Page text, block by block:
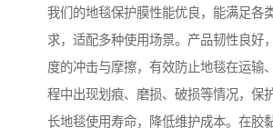
我们的地毯保护膜性能优良，能满足各
求，适配多种使用场景。产品韧性良好
度的冲击与摩擦，有效防止地毯在运输
程中出现划痕、磨损、破损等情况，保
长地毯使用寿命，降低维护成本。在胶